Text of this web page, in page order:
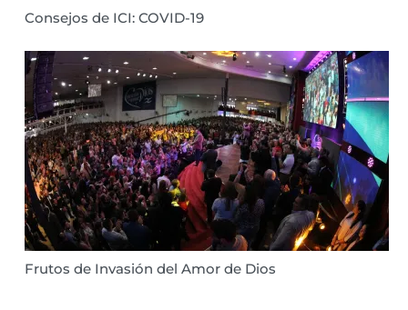
Consejos de ICI: COVID-19
Frutos de Invasión del Amor de Dios